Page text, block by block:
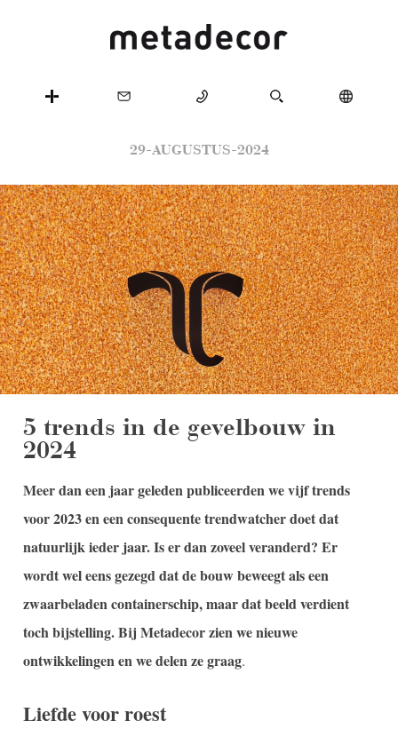
29-AUGUSTUS-2024
5 trends in de gevelbouw in
2024
Meer dan een jaar geleden publiceerden we vijf trends
voor 2023 en een consequente trendwatcher doet dat
natuurlijk ieder jaar. Is er dan zoveel veranderd? Er
wordt wel eens gezegd dat de bouw beweegt als een
zwaarbeladen containerschip, maar dat beeld verdient
toch bijstelling. Bij Metadecor zien we nieuwe
ontwikkelingen en we delen ze graag.
Liefde voor roest